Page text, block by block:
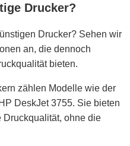
Drucker?
Drucker? Sehen wir
an, die dennoch
bieten.
zählen Modelle wie der
DeskJet 3755. Sie bieten
Druckqualität, ohne die